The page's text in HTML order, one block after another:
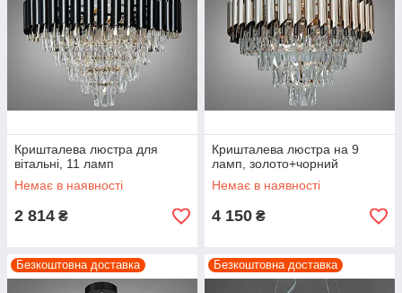
Кришталева люстра для
вітальні, 11 ламп
Немає в наявності
2 814 ₴
Кришталева люстра на 9
ламп, золото+чорний
Немає в наявності
4 150 ₴
Безкоштовна доставка Безкоштовна доставка